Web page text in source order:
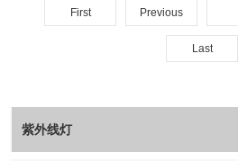
First Previous
Last
紫外线灯